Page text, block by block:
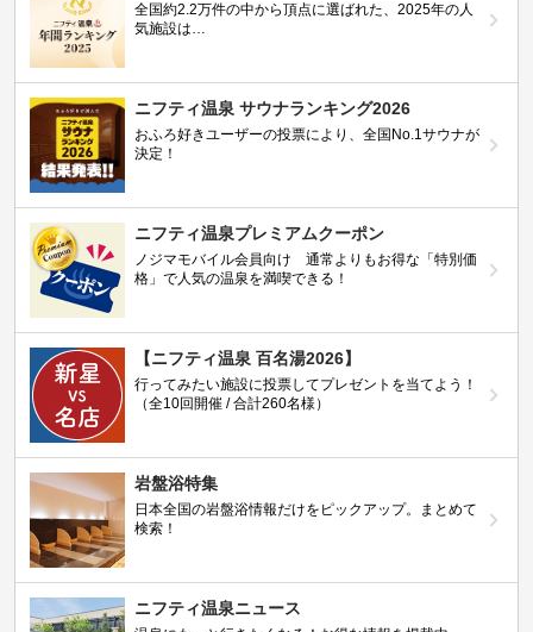
全国約2.2万件の中から頂点に選ばれた、2025年の人
気施設は…
ニフティ温泉 サウナランキング2026
おふろ好きユーザーの投票により、全国No.1サウナが
決定！
ニフティ温泉プレミアムクーポン
ノジマモバイル会員向け 通常よりもお得な「特別価
格」で人気の温泉を満喫できる！
【ニフティ温泉 百名湯2026】
行ってみたい施設に投票してプレゼントを当てよう！
（全10回開催 / 合計260名様）
岩盤浴特集
日本全国の岩盤浴情報だけをピックアップ。まとめて
検索！
ニフティ温泉ニュース